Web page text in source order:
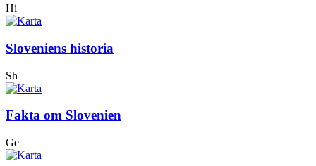
Hi
Sloveniens historia
Sh
Fakta om Slovenien
Ge